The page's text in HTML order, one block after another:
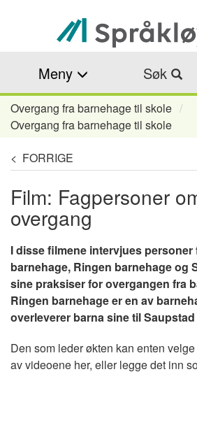
hovedinnhold
Meny Søk
Navigasjonssti
Overgang fra barnehage til skole
Overgang fra barnehage til skole
< FORRIGE
Film: Fagpersoner
overgang
I disse filmene intervjues personer
barnehage, Ringen barnehage og
sine praksiser for overgangen fra
Ringen barnehage er en av
overleverer barna sine til
Den som leder økten kan enten
av videoene her, eller legge det inn